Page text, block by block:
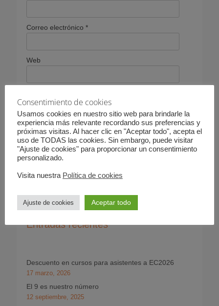
Correo electrónico *
Web
Guarda mi nombre, correo electrónico y web en este
navegador para la próxima vez que comente.
Por favor, introduce una respuesta en dígitos:
4 − 2 =
Entradas recientes
Descuento en cursos para asistentes a EC2026
17 marzo, 2026
El 9 es nuestro número
12 septiembre, 2025
Consentimiento de cookies
Usamos cookies en nuestro sitio web para brindarle la
experiencia más relevante recordando sus preferencias y
próximas visitas. Al hacer clic en "Aceptar todo", acepta el
uso de TODAS las cookies. Sin embargo, puede visitar
"Ajuste de cookies" para proporcionar un consentimiento
personalizado.
Visita nuestra Política de cookies
Ajuste de cookies Aceptar todo